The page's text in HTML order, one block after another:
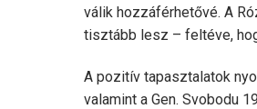
válik hozzáférhetővé. A
tisztább lesz – feltéve,
A pozitív tapasztalatok
valamint a Gen. Svobodu